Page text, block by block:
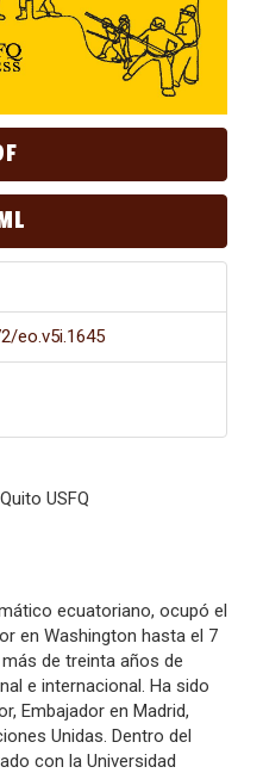
eo.v5i.1645
USFQ
ecuatoriano, ocupó el
en Washington hasta el 7
de treinta años de
e internacional. Ha sido
Embajador en Madrid,
Unidas. Dentro del
con la Universidad